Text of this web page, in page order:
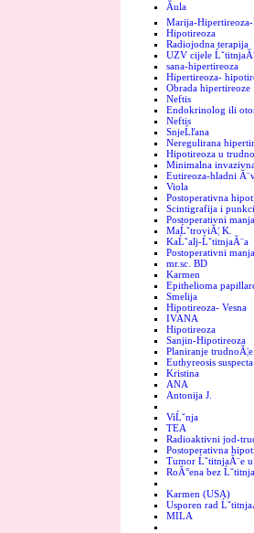
Ăula
Marija-
Hipotireoza
Radiojodna terapija
UZV cijele
sana-hipertireoza
Hipertireoza-
Obrada hipertireoze
Neftis
Endokrinolog ili
Neftis
SnjeĹľana
Neregulirana
Hipotireoza u
Minimalna
Eutireoza-hladni
Viola
Postoperativna
Scintigrafija i
Postoperativni
MaĹˇtroviĂ¦ K.
KaĹˇalj-ĹˇtitnjaĂ¨a
Postoperativni
mr.sc. BD
Karmen
Epithelioma
Smelija
Hipotireoza- Vesna
IVANA
Hipotireoza
Sanjin-Hipotireoza
Planiranje trudnoĂ¦e
Euthyreosis suspecta
Kristina
ANA
Antonija J.
ViĹˇnja
TEA
Radioaktivni jod-
Postoperativna
Tumor ĹˇtitnjaĂ¨e
RoĂ°ena bez
Karmen (USA)
Usporen rad
MILA